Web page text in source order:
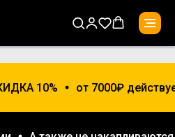
10% от 7000₽